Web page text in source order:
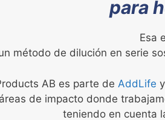
para
Esa
método de dilución en serie
AB es parte de AddLife
de impacto donde
teniendo en cuenta